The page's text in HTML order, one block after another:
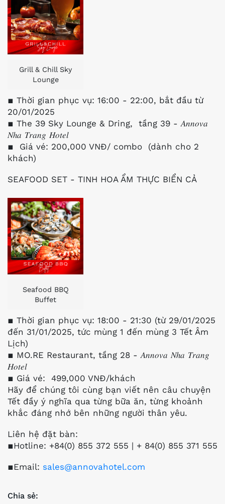
Grill & Chill Sky
Lounge
▪️ Thời gian phục vụ: 16:00 - 22:00, bắt đầu từ
20/01/2025
▪️ The 39 Sky Lounge & Dring, tầng 39 - 𝐴𝑛𝑛𝑜𝑣𝑎
𝑁ℎ𝑎 𝑇𝑟𝑎𝑛𝑔 𝐻𝑜𝑡𝑒𝑙
▪️ Giá vé: 200,000 VNĐ/ combo (dành cho 2
khách)
SEAFOOD SET - TINH HOA ẨM THỰC BIỂN CẢ
Seafood BBQ
Buffet
▪️ Thời gian phục vụ: 18:00 - 21:30 (từ 29/01/2025
đến 31/01/2025, tức mùng 1 đến mùng 3 Tết Âm
Lịch)
▪️ MO.RE Restaurant, tầng 28 - 𝐴𝑛𝑛𝑜𝑣𝑎 𝑁ℎ𝑎 𝑇𝑟𝑎𝑛𝑔
𝐻𝑜𝑡𝑒𝑙
▪️ Giá vé: 499,000 VNĐ/khách
Hãy để chúng tôi cùng bạn viết nên câu chuyện
Tết đầy ý nghĩa qua từng bữa ăn, từng khoảnh
khắc đáng nhớ bên những người thân yêu.
Liên hệ đặt bàn:
▪️Hotline: +84(0) 855 372 555 | + 84(0) 855 371 555
▪️Email: sales@annovahotel.com
Chia sẻ: